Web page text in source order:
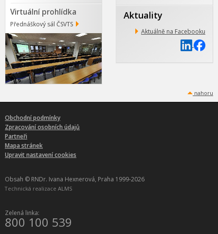
Virtuální prohlídka
Přednáškový sál ČSVTS
Aktuality
Aktuálně na Facebooku
nahoru
Obchodní podmínky
Zpracování osobních údajů
Partneři
Mapa stránek
Upravit nastavení cookies
Obsah © RNDr. Ivana Hexnerová, Praha 1999-2026
Technická realizace ALMS
Zelená linka:
800 100 539